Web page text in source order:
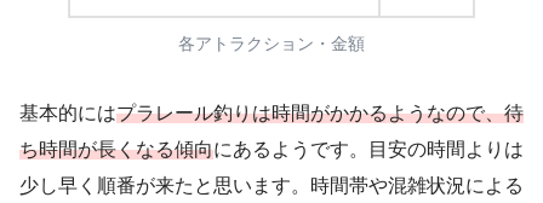
各アトラクション・金額
基本的にはプラレール釣りは時間がかかるようなので、待
ち時間が長くなる傾向にあるようです。目安の時間よりは
少し早く順番が来たと思います。時間帯や混雑状況による